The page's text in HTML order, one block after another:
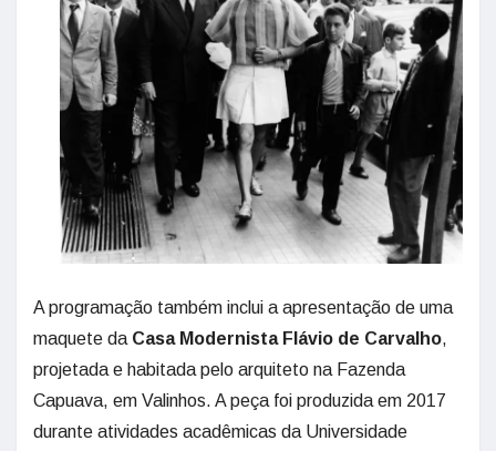
A programação também inclui a apresentação de uma
maquete da Casa Modernista Flávio de Carvalho,
projetada e habitada pelo arquiteto na Fazenda
Capuava, em Valinhos. A peça foi produzida em 2017
durante atividades acadêmicas da Universidade